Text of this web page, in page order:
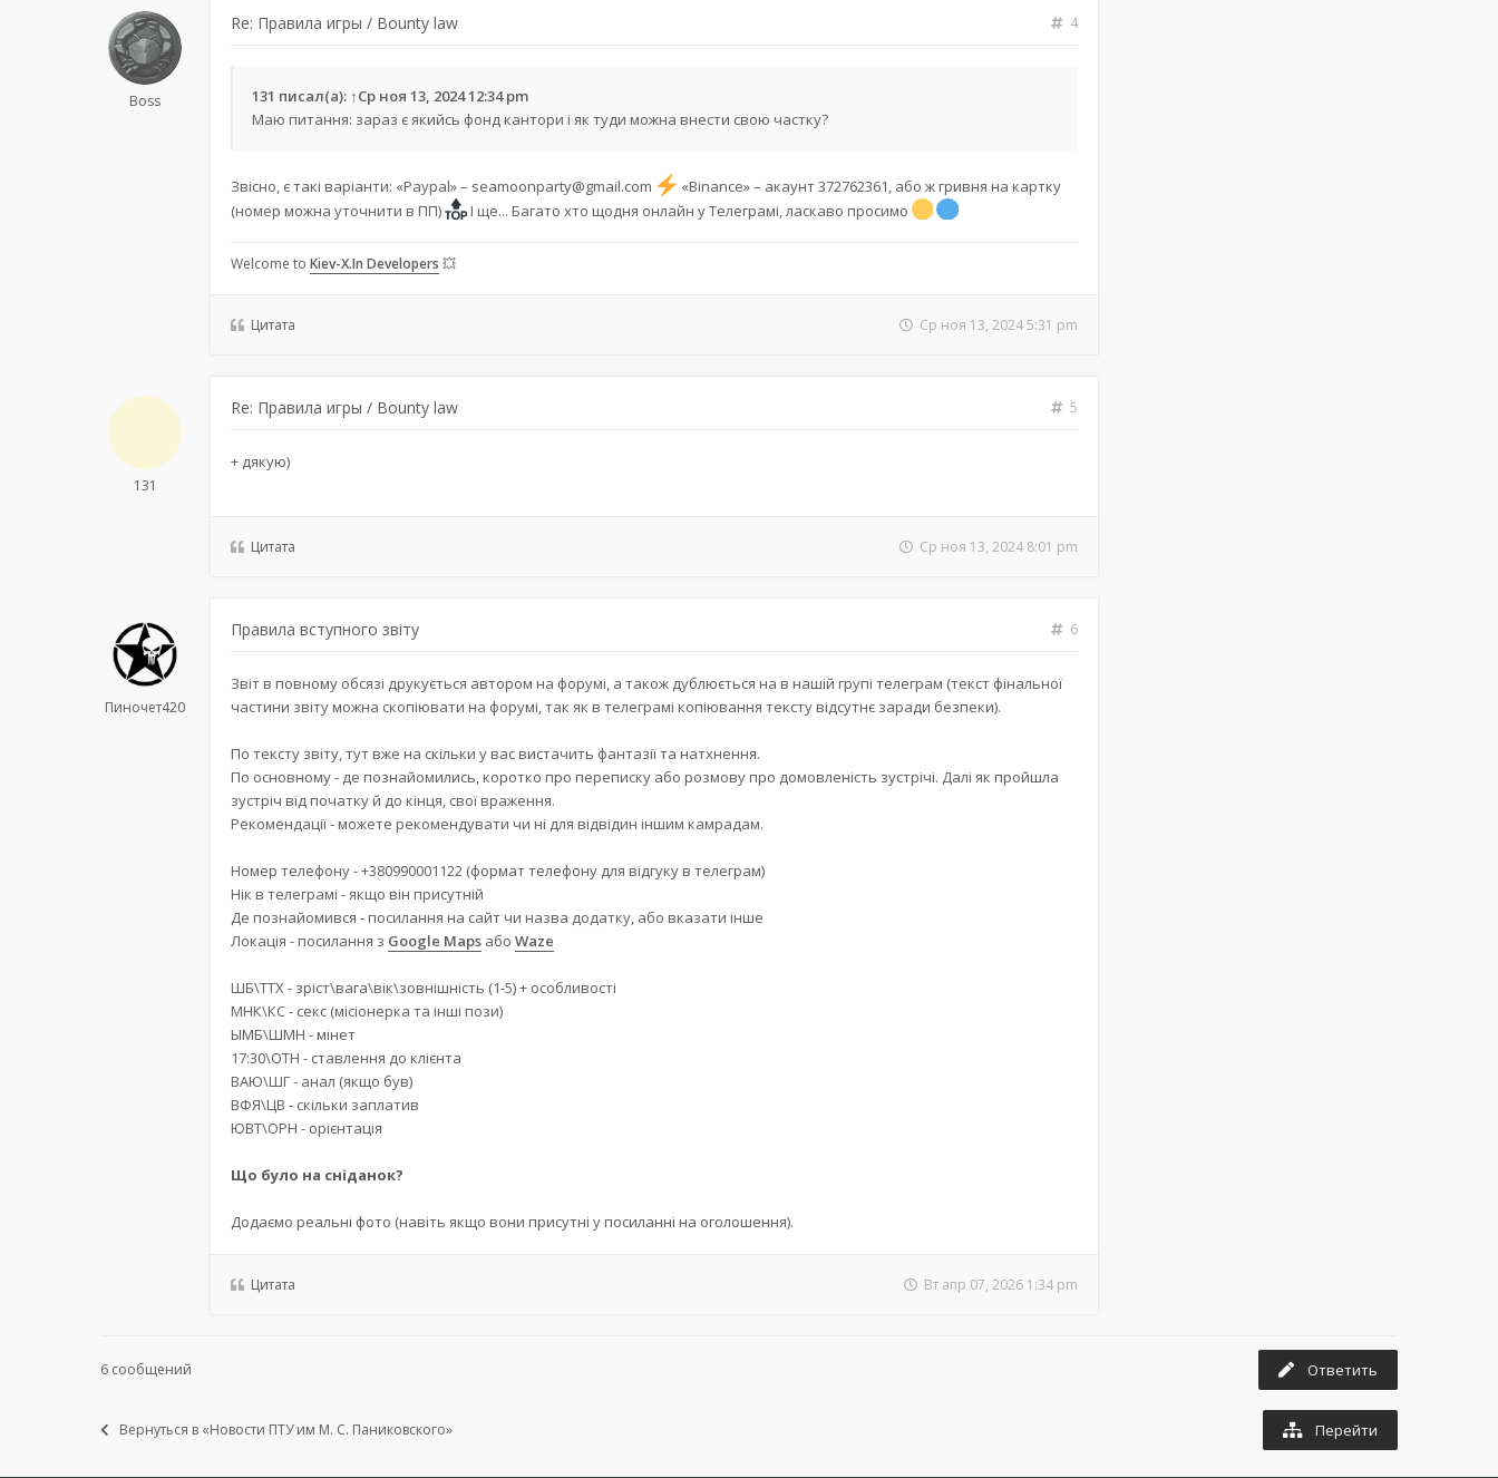
Boss
Re: Правила игры / Bounty law 4
131 писал(а): ↑Ср ноя 13, 2024 12:34 pm
Маю питання: зараз є якийсь фонд кантори і як туди можна внести свою частку?
Звісно, є такі варіанти: «Paypal» – seamoonparty@gmail.com
«Binance» – акаунт 372762361, або ж гривня на картку
(номер можна уточнити в ПП)
І ще... Багато хто щодня онлайн у Телеграмі, ласкаво просимо
Welcome to Kiev-X.In Developers 💥
Цитата Ср ноя 13, 2024 5:31 pm
131
Re: Правила игры / Bounty law 5
+ дякую)
Цитата Ср ноя 13, 2024 8:01 pm
Пиночет420
Правила вступного звіту 6
Звіт в повному обсязі друкується автором на форумі, а також дублюється на в нашій групі телеграм (текст фінальної
частини звіту можна скопіювати на форумі, так як в телеграмі копіювання тексту відсутнє заради безпеки).
По тексту звіту, тут вже на скільки у вас вистачить фантазії та натхнення.
По основному - де познайомились, коротко про переписку або розмову про домовленість зустрічі. Далі як пройшла
зустріч від початку й до кінця, свої враження.
Рекомендації - можете рекомендувати чи ні для відвідин іншим камрадам.
Номер телефону - +380990001122 (формат телефону для відгуку в телеграм)
Нік в телеграмі - якщо він присутній
Де познайомився - посилання на сайт чи назва додатку, або вказати інше
Локація - посилання з Google Maps або Waze
ШБ\ТТХ - зріст\вага\вік\зовнішність (1-5) + особливості
МНК\КС - секс (місіонерка та інші пози)
ЫМБ\ШМН - мінет
17:30\ОТН - ставлення до клієнта
ВАЮ\ШГ - анал (якщо був)
ВФЯ\ЦВ - скільки заплатив
ЮВТ\ОРН - орієнтація
Що було на сніданок?
Додаємо реальні фото (навіть якщо вони присутні у посиланні на оголошення).
Цитата Вт апр 07, 2026 1:34 pm
6 сообщений Ответить
Вернуться в «Новости ПТУ им М. С. Паниковского» Перейти